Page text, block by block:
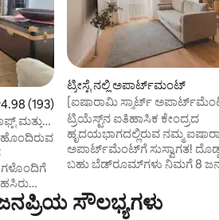
4.98 ಸರಾಸರಿ ರೇಟಿಂಗ್, 193 ವಿಮರ್ಶೆಗಳು
4.98 (193)
ಮತ್ತು
ಹೊಂದಿರುವ
ನಂ. 1
ಟ್ರೀಸ್ಟೆ ನಲ್ಲಿ ಅಪಾರ್ಟ್‌ಮಂಟ್
[ಐಷಾರಾಮಿ ಸ್ಮಾರ್ಟ್
ಸ್ಟೊರಿಕೊ ಟ್ರಿಯೆಸ್ಟ್
ಟ್ರಿಯೆಸ್ಟ್‌ನ ಐತಿಹಾಸಿಕ ಕೇಂದ್ರದ
ಹೃದಯಭಾಗದಲ್ಲಿರುವ ನಮ್ಮ
ಅಪಾರ್ಟ್‌ಮೆಂಟ್‌ಗೆ ಸುಸ್ವಾಗತ! ದೊಡ್ಡ ಸ್ಥಳಗಳು ಮತ್ತು
ಬಹು ಬೆಡ್‌ರೂಮ್‌ಗಳು ನಿಮಗೆ 8
ಕುಟುಂಬಗಳು, ಸ್ನೇಹಿತರ
ಕೆಲಸಗಾರರಿಗೆ ಸೂಕ್ತವಾಗಿದೆ! ಕಾರ್ಯತಂತ್ರದ ಸ್ಥಳ:
ಸೌಲಭ್ಯಗಳು